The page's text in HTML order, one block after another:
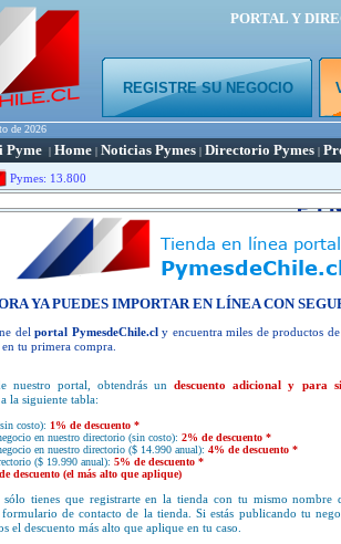
PORTAL Y
REGISTRE SU NEGOCIO
de 2026
Pyme | Home | Noticias Pymes | Directorio Pymes |
Pymes: 13.800
YA PUEDES IMPORTAR EN LÍNEA CON
delportal PymesdeChile.cly encuentra miles de productos
en tu primera compra.
nuestro portal, obtendrás undescuento adicional y para
la siguiente tabla:
costo): 1% de descuento *
en nuestro directorio (sin costo): 2% de descuento *
en nuestro directorio ($ 14.990 anual): 4% de descuento *
($ 19.990 anual): 5% de descuento *
descuento (el más alto que aplique)
sólo tienes que registrarte en la tienda con tu mismo
de contacto de la tienda. Si estás publicando tu
el descuento más alto que aplique en tu caso.
Portal y directorio de
¿ Busca
VER DIRECTORIO PYMES
REGISTRE SU NEGOCIO